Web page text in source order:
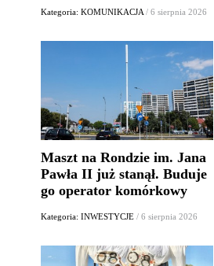
Kategoria: KOMUNIKACJA / 6 sierpnia 2026
Maszt na Rondzie im. Jana
Pawła II już stanął. Buduje
go operator komórkowy
Kategoria: INWESTYCJE / 6 sierpnia 2026